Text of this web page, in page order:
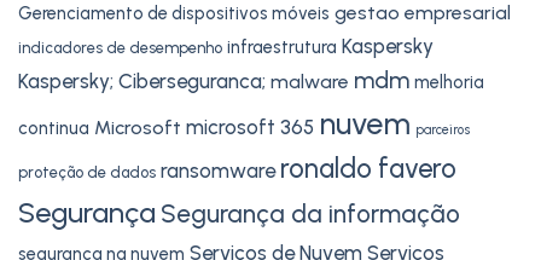
Gerenciamento de dispositivos móveis gestao empresarial
indicadores de desempenho infraestrutura Kaspersky
Kaspersky; Ciberseguranca; malware mdm melhoria
continua Microsoft microsoft 365 nuvem parceiros
proteção de dados ransomware ronaldo favero
Segurança Segurança da informação
segurança na nuvem Serviços de Nuvem Serviços